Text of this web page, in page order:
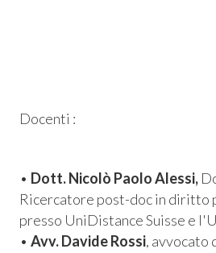
Docenti :
• Dott. Nicolò Paolo Alessi,
Ricercatore post-doc in diritto
presso UniDistance Suisse e
• Avv. Davide Rossi, avvocato